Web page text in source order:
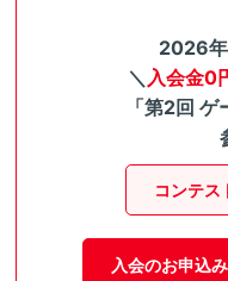
2026
＼ 入会金0
「第2回 ゲ
コンテス
入会のお申込み